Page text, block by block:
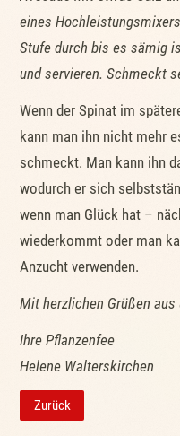
eines
Stufe durch bis es sämig
und servieren. Schmeckt
Wenn der Spinat im
kann man ihn nicht mehr
schmeckt. Man kann ihn
wodurch er sich
wenn man Glück hat –
wiederkommt oder man
Anzucht verwenden.
Mit herzlichen Grüßen
Ihre Pflanzenfee
Helene Walterskirchen
Zurück